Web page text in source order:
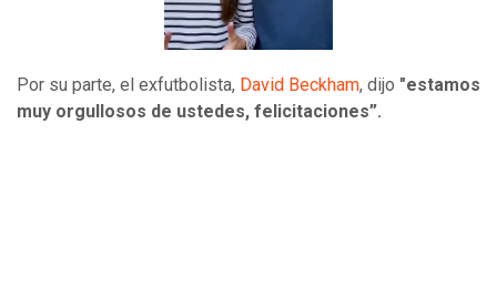
Por su parte, el exfutbolista, David Beckham, dijo "estamos
muy orgullosos de ustedes, felicitaciones”.